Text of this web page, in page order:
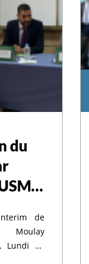
du
de
Moulay
Lundi 10